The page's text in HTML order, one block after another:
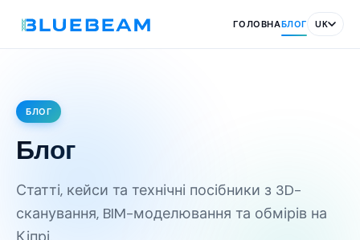
ГОЛОВНАБЛОГ UK
БЛОГ
Блог
Статті, кейси та технічні посібники з 3D-
сканування, BIM-моделювання та обмірів на